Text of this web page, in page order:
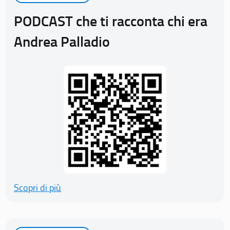
PODCAST che ti racconta chi era
Andrea Palladio
Scopri di più